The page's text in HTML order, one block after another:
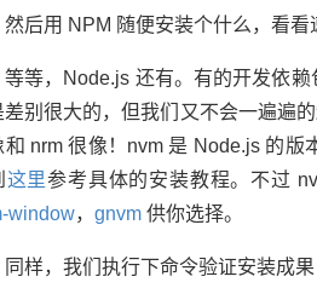
然后用 NPM 随便安装个什么，看
等等，Node.js 还有。有的开发依
差别很大的，但我们又不会一遍遍
和 nrm 很像！nvm 是 Node.js 的
这里参考具体的安装教程。不过
window， gnvm 供你选择。
同样，我们执行下命令验证安装成果